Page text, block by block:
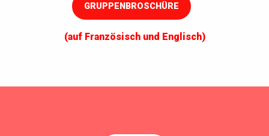
GRUPPENBROSCHÜRE
(auf Französisch und Englisch)